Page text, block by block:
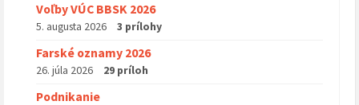
Voľby VÚC BBSK 2026
5. augusta 2026 3 prílohy
Farské oznamy 2026
26. júla 2026 29 príloh
Podnikanie